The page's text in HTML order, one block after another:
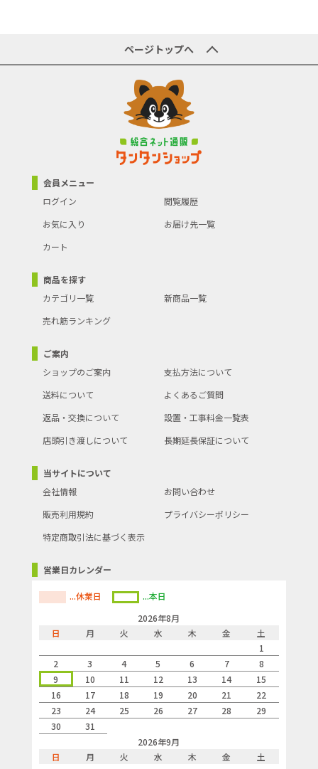
ページトップへ
会員メニュー
ログイン
閲覧履歴
お気に入り
お届け先一覧
カート
商品を探す
カテゴリ一覧
新商品一覧
売れ筋ランキング
ご案内
ショップのご案内
支払方法について
送料について
よくあるご質問
返品・交換について
設置・工事料金一覧表
店頭引き渡しについて
長期延長保証について
当サイトについて
会社情報
お問い合わせ
販売利用規約
プライバシーポリシー
特定商取引法に基づく表示
営業日カレンダー
...休業日
...本日
2026年8月
日
月 火 水 木 金
土
1
2
3 4 5 6 7
8
9
10 11 12 13 14
15
16
17 18 19 20 21
22
23
24 25 26 27 28
29
30
31
2026年9月
日
月 火 水 木 金
土